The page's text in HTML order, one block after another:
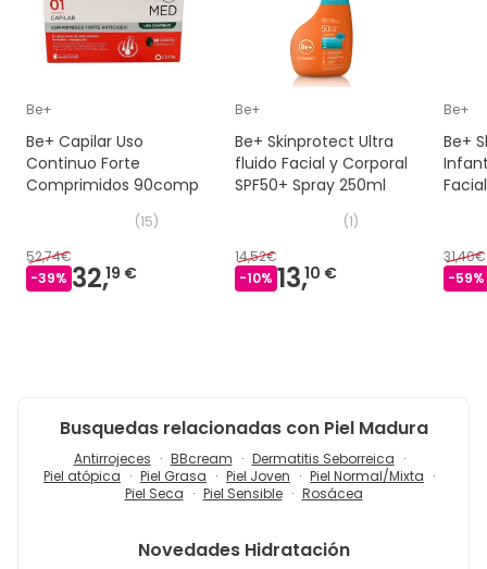
Be+
Be+ Capilar Uso
Continuo Forte
Comprimidos 90comp
(15)
52,74€
-39% 32,19 €
Be+
Be+ Skinprotect Ultra
fluido Facial y Corporal
SPF50+ Spray 250ml
(1)
14,52€
-10% 13,10 €
Be+
Be+
31,40€
-59%
Busquedas relacionadas con Piel Madura
Antirrojeces BBcream
Dermatitis Seborreica
Piel atópica
Piel Grasa Piel Joven
Piel Normal/Mixta
Piel Seca
Piel Sensible Rosácea
Novedades Hidratación